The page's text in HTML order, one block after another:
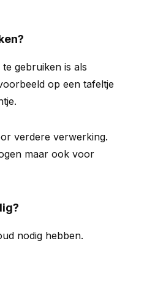
gebruiken is als
op een tafeltje
verdere verwerking.
maar ook voor
nodig hebben.